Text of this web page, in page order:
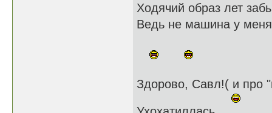
Ходячий образ лет
Ведь не машина у
Здорово, Савл!( и про